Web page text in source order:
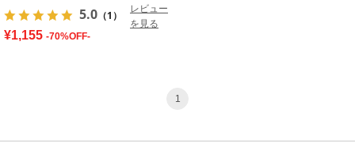
5.0 （1）
レビュー
を見る
¥1,155 -70%OFF-
1